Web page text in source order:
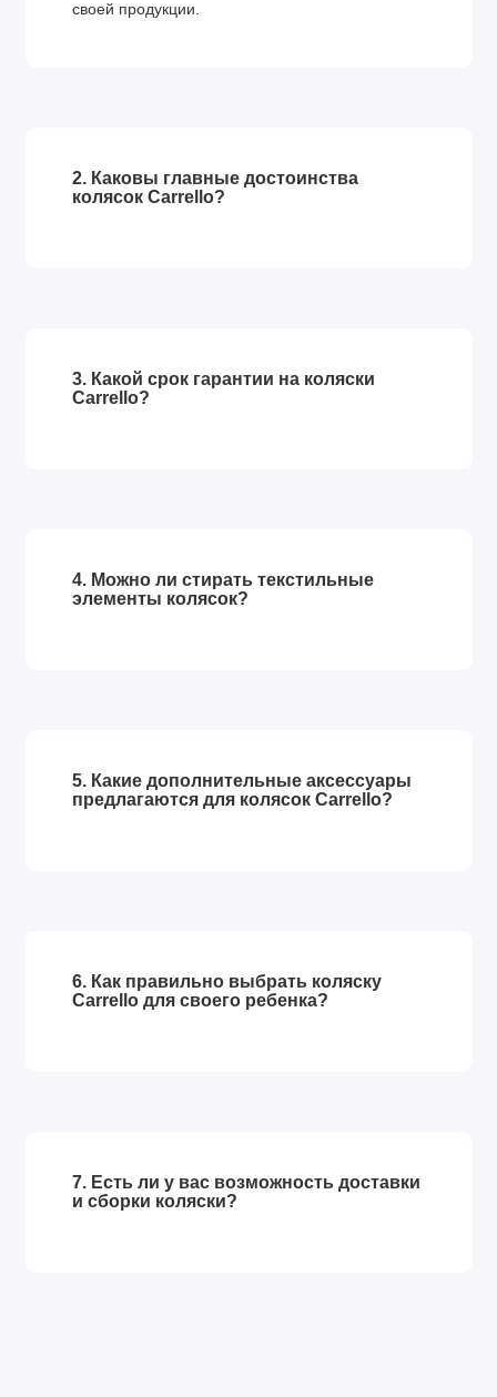
своей продукции.
2. Каковы главные достоинства
колясок Carrello?
3. Какой срок гарантии на коляски
Carrello?
4. Можно ли стирать текстильные
элементы колясок?
5. Какие дополнительные аксессуары
предлагаются для колясок Carrello?
6. Как правильно выбрать коляску
Carrello для своего ребенка?
7. Есть ли у вас возможность доставки
и сборки коляски?